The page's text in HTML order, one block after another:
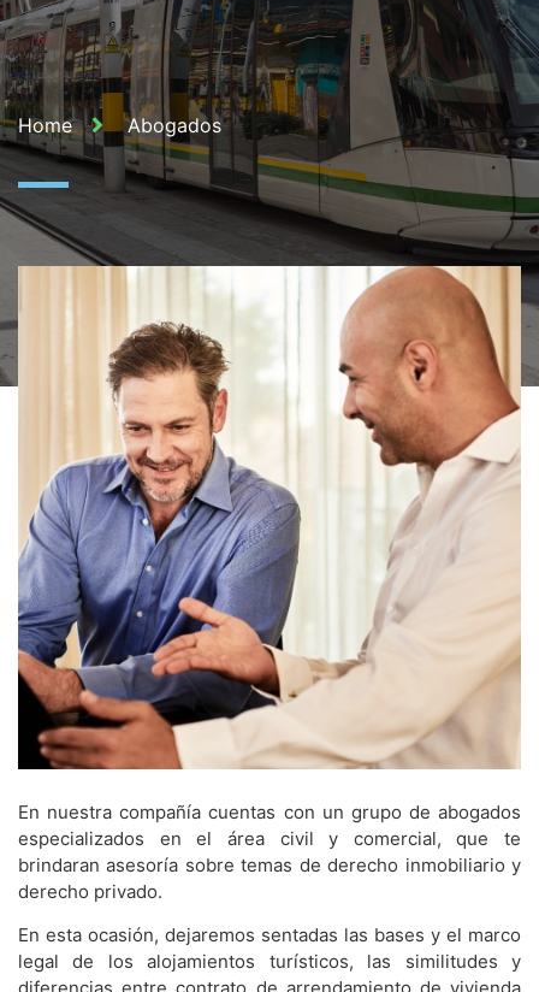
Home Abogados
En nuestra compañía cuentas con un grupo de abogados
especializados en el área civil y comercial, que te
brindaran asesoría sobre temas de derecho inmobiliario y
derecho privado.
En esta ocasión, dejaremos sentadas las bases y el marco
legal de los alojamientos turísticos, las similitudes y